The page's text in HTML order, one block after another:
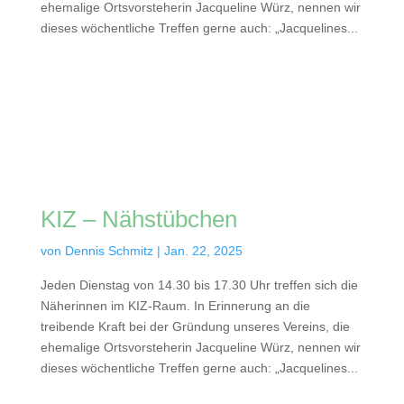
ehemalige Ortsvorsteherin Jacqueline Würz, nennen wir
dieses wöchentliche Treffen gerne auch: „Jacquelines...
KIZ – Nähstübchen
von Dennis Schmitz| Jan. 22, 2025
Jeden Dienstag von 14.30 bis 17.30 Uhr treffen sich die
Näherinnen im KIZ-Raum. In Erinnerung an die
treibende Kraft bei der Gründung unseres Vereins, die
ehemalige Ortsvorsteherin Jacqueline Würz, nennen wir
dieses wöchentliche Treffen gerne auch: „Jacquelines...